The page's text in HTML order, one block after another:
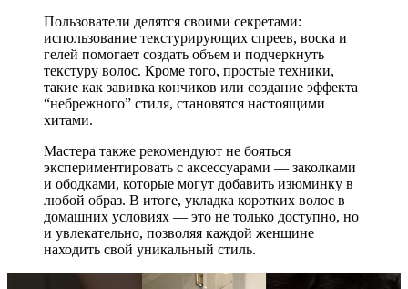
Пользователи делятся своими секретами:
использование текстурирующих спреев, воска и
гелей помогает создать объем и подчеркнуть
текстуру волос. Кроме того, простые техники,
такие как завивка кончиков или создание эффекта
“небрежного” стиля, становятся настоящими
хитами.
Мастера также рекомендуют не бояться
экспериментировать с аксессуарами — заколками
и ободками, которые могут добавить изюминку в
любой образ. В итоге, укладка коротких волос в
домашних условиях — это не только доступно, но
и увлекательно, позволяя каждой женщине
находить свой уникальный стиль.